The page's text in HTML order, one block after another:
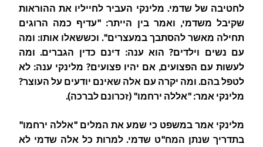
לחטיבה של שדמי. מלינקי העביר לחייליו את ההוראות
שקיבל משדמי, ואמר בין הייתר: "עדיף כמה הרוגים
תחילה מאשר להסתבך במעצרים". וכששאלו אותו: ומה
עם נשים וילדים? הוא ענה: דינם כדין הגברים. ומה
לעשות עם הפצועים, אם יהיו פצועים? מלינקי ענה: לא
לטפל בהם. ומה יקרה עם אלה שאינם יודעים על העוצר?
מלינקי אמר: "אללה ירחמו" (זכרונם לברכה).
מלינקי אמר במשפט כי שמע את המלים "אללה ירחמו"
בתדריך שנתן המח"ט שדמי. למרות כל אלה שדמי לא